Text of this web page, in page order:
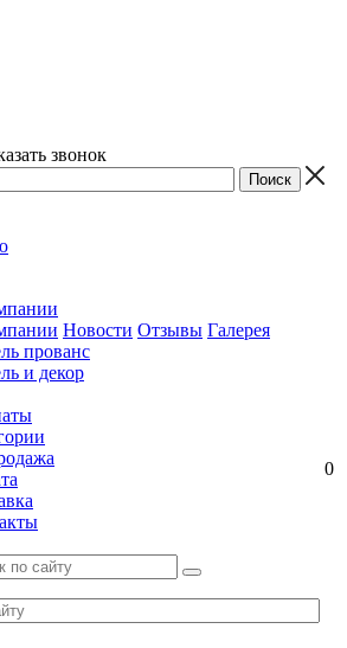
звонок
Новости Отзывы Галерея
прованс
и декор
0